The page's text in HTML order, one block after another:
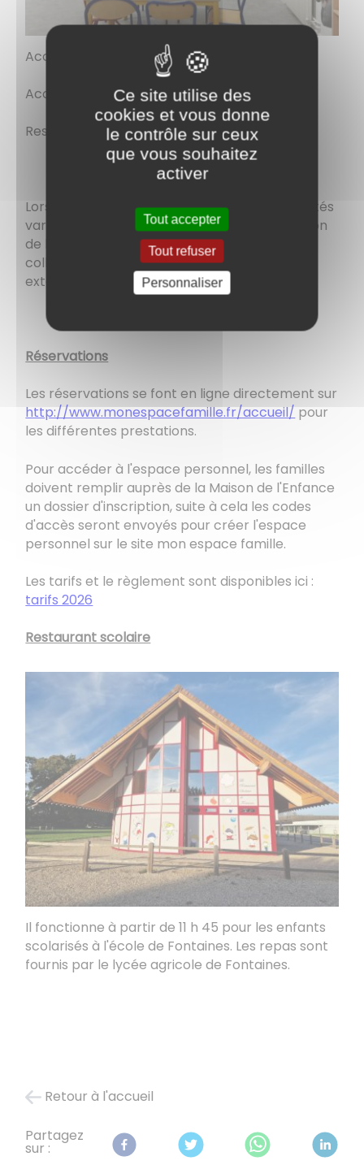
Accueil périscolaire du matin 7 h 15 à 8 h 35
Accueil périscolaire du soir 16 h 45 à 18 h 30
Restaurant scolaire : de 11 h 45 à 13 h 35
Lors des différents temps d'accueil, des activités
variées sont proposées aux enfants à la Maison
de l'Enfance : Activités manuelles : peinture,
collages, jeux de société et activités sportives
extérieures à l'argorespace.
Réservations
Les réservations se font en ligne directement sur
http://www.monespacefamille.fr/accueil/ pour
les différentes prestations.
Pour accéder à l'espace personnel, les familles
doivent remplir auprès de la Maison de l'Enfance
un dossier d'inscription, suite à cela les codes
d'accès seront envoyés pour créer l'espace
personnel sur le site mon espace famille.
Les tarifs et le règlement sont disponibles ici :
tarifs 2026
Restaurant scolaire
Il fonctionne à partir de 11 h 45 pour les enfants
scolarisés à l'école de Fontaines. Les repas sont
fournis par le lycée agricole de Fontaines.
Retour à l'accueil
Partagez
sur :
Ce site utilise des
cookies et vous donne
le contrôle sur ceux
que vous souhaitez
activer
Tout accepter
Tout refuser
Personnaliser